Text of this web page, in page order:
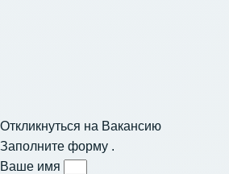
Откликнуться на Вакансию
Заполните форму .
Ваше имя